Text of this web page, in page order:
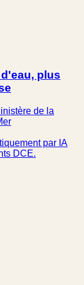
plus
de la
par IA
DCE.